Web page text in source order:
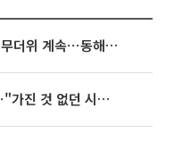
[내일 날씨] 폭염 한풀 꺾여도 무더위 계속⋯동해안 이틀 연속 비
임영웅, 어느덧 데뷔 10주년⋯"가진 것 없던 시절, 내 앞엔 20명의 팬뿐"